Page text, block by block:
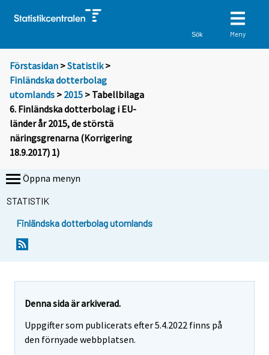
Sök Meny
Förstasidan >Statistik >
Finländska dotterbolag
utomlands > 2015 > Tabellbilaga
6. Finländska dotterbolag i EU-
länder år 2015, de störstä
näringsgrenarna (Korrigering
18.9.2017) 1)
Öppna menyn
STATISTIK
Finländska dotterbolag utomlands
Denna sida är arkiverad.
Uppgifter som publicerats efter 5.4.2022 finns på
den förnyade webbplatsen.